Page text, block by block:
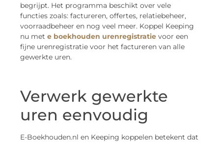
begrijpt. Het programma beschikt over vele
functies zoals: factureren, offertes, relatiebeheer,
voorraadbeheer en nog veel meer. Koppel Keeping
nu met e boekhouden urenregistratie voor een
fijne urenregistratie voor het factureren van alle
gewerkte uren.
Verwerk gewerkte
uren eenvoudig
E-Boekhouden.nl en Keeping koppelen betekent dat